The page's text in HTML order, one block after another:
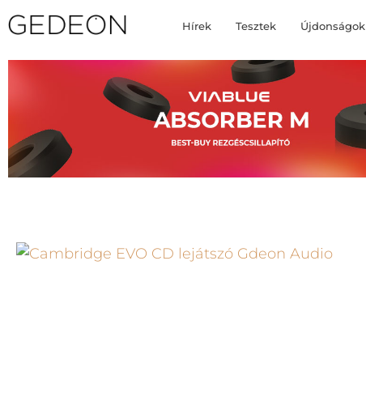
Hírek Tesztek Újdonságok